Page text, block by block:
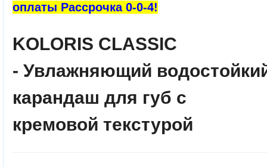
оплаты Рассрочка 0-0-4!
KOLORIS CLASSIC
- Увлажняющий
карандаш для губ с
кремовой текстурой